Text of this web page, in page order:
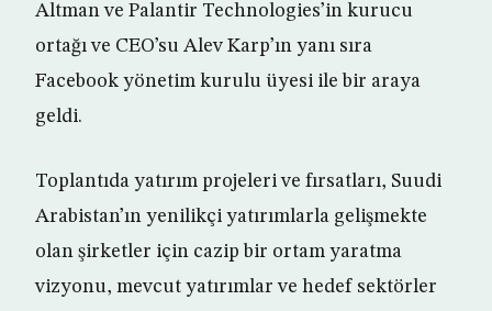
Altman ve Palantir Technologies’in kurucu
ortağı ve CEO’su Alev Karp’ın yanı sıra
Facebook yönetim kurulu üyesi ile bir araya
geldi.
Toplantıda yatırım projeleri ve fırsatları, Suudi
Arabistan’ın yenilikçi yatırımlarla gelişmekte
olan şirketler için cazip bir ortam yaratma
vizyonu, mevcut yatırımlar ve hedef sektörler